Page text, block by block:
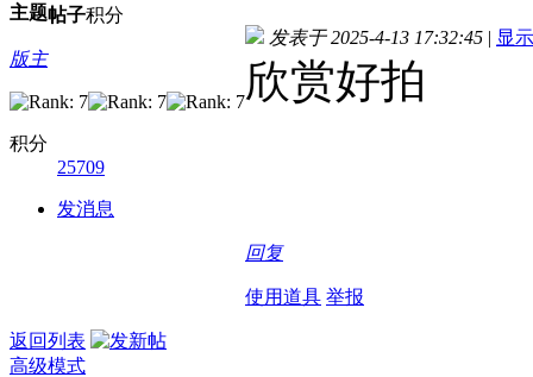
主题帖子积分
版主
积分
25709
发消息
发表于 2025-4-13 17:32:45 | 显
欣赏好拍
回复
使用道具 举报
返回列表
高级模式